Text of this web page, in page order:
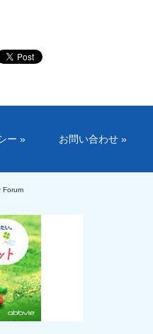
ー » お問い合わせ »
Forum